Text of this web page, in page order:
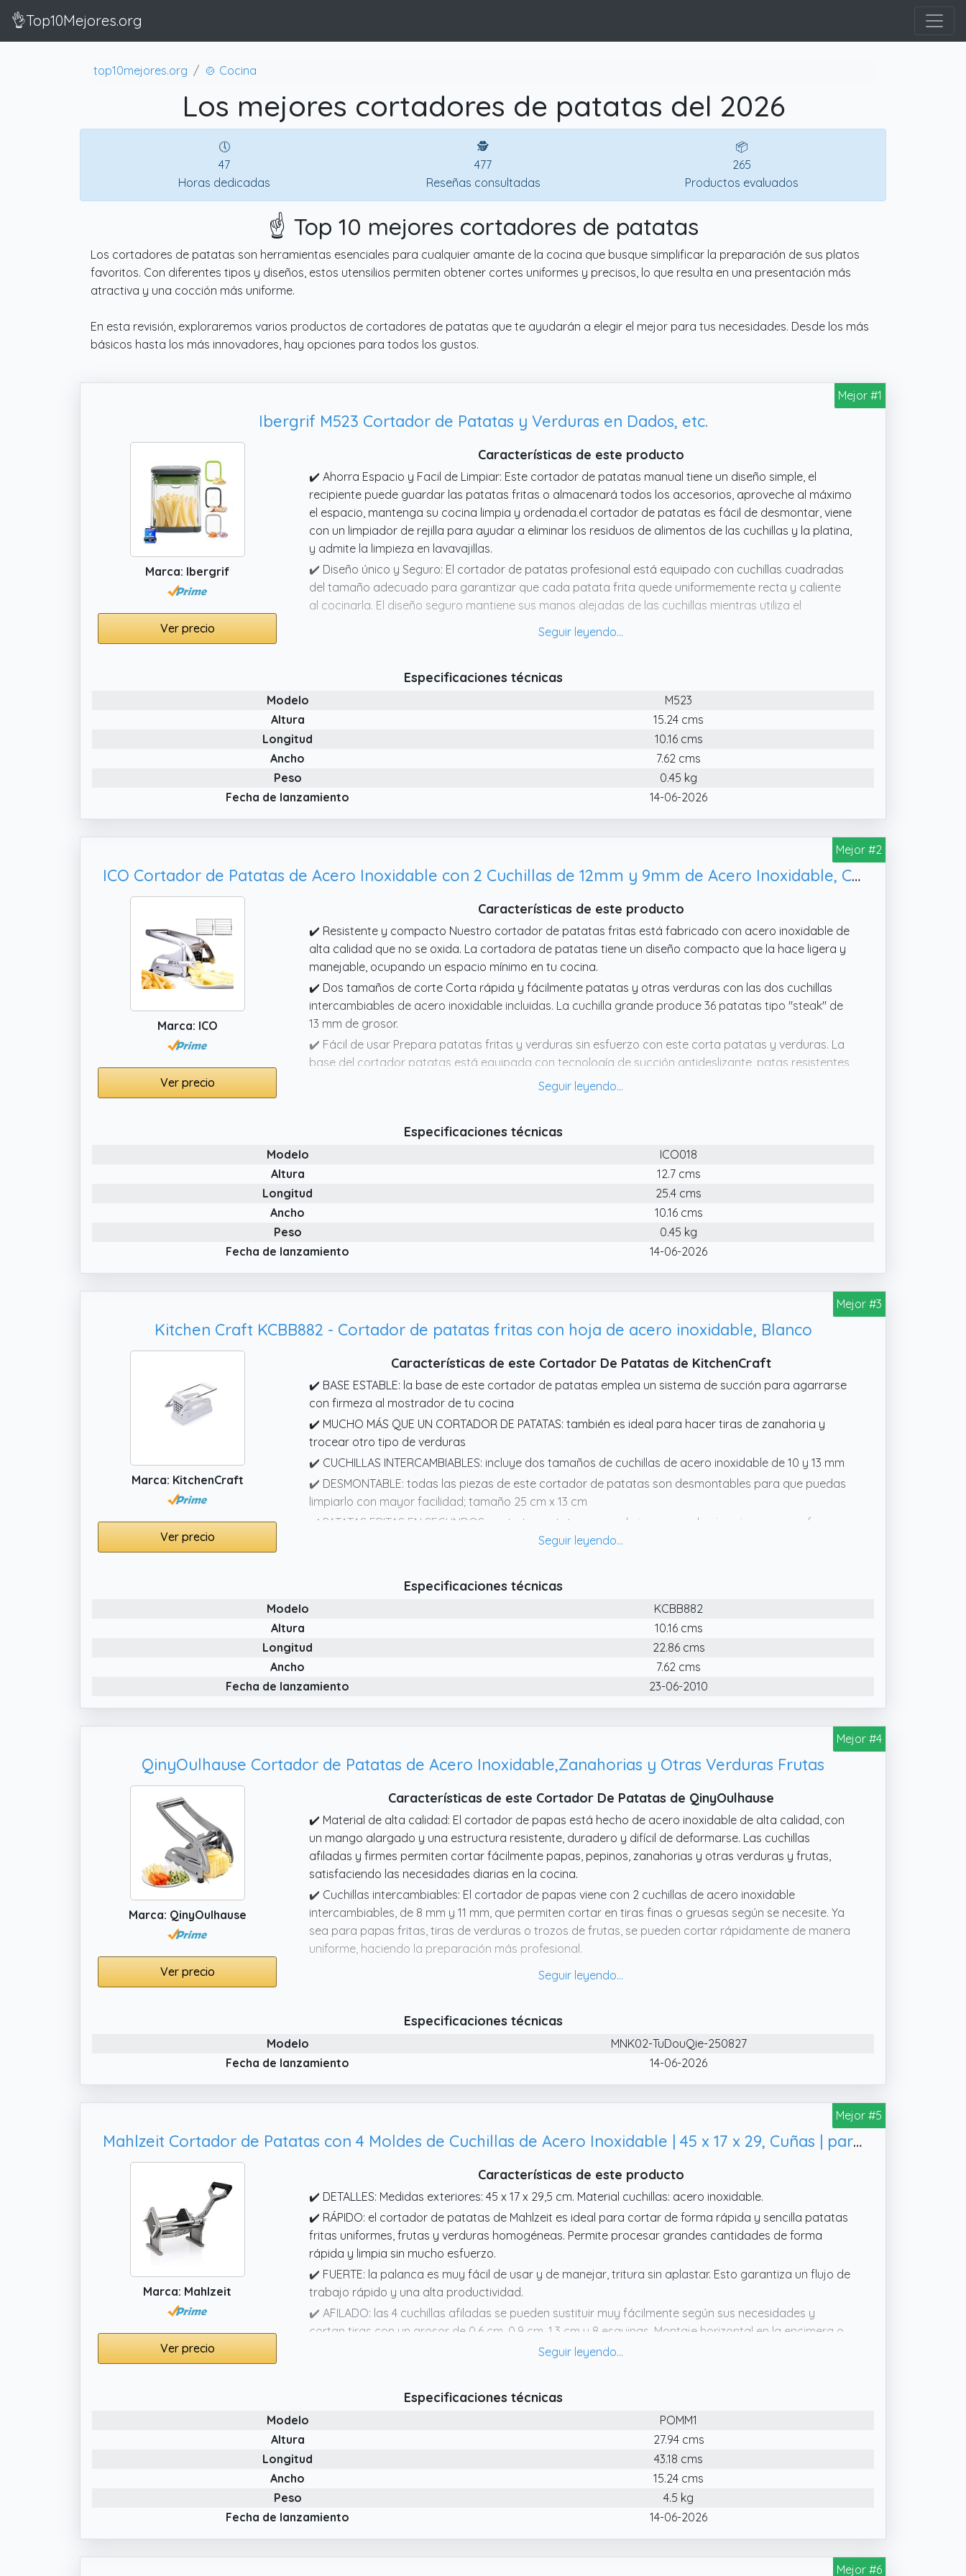
👌Top10Mejores.org
top10mejores.org 🍲 Cocina
Los mejores cortadores de patatas del 2026
🕔
47
Horas dedicadas
🕵
477
Reseñas consultadas
📦
265
Productos evaluados
☝️ Top 10 mejores cortadores de patatas
Los cortadores de patatas son herramientas esenciales para cualquier amante de la cocina que busque simplificar la preparación de sus platos
favoritos. Con diferentes tipos y diseños, estos utensilios permiten obtener cortes uniformes y precisos, lo que resulta en una presentación más
atractiva y una cocción más uniforme.
En esta revisión, exploraremos varios productos de cortadores de patatas que te ayudarán a elegir el mejor para tus necesidades. Desde los más
básicos hasta los más innovadores, hay opciones para todos los gustos.
Mejor #1
Ibergrif M523 Cortador de Patatas y Verduras en Dados, etc.
Marca: Ibergrif
Ver precio
Características de este producto
✔️ Ahorra Espacio y Facil de Limpiar: Este cortador de patatas manual tiene un diseño simple, el
recipiente puede guardar las patatas fritas o almacenará todos los accesorios, aproveche al máximo
el espacio, mantenga su cocina limpia y ordenada.el cortador de patatas es fácil de desmontar, viene
con un limpiador de rejilla para ayudar a eliminar los residuos de alimentos de las cuchillas y la platina,
y admite la limpieza en lavavajillas.
✔️ Diseño único y Seguro: El cortador de patatas profesional está equipado con cuchillas cuadradas
del tamaño adecuado para garantizar que cada patata frita quede uniformemente recta y caliente
al cocinarla. El diseño seguro mantiene sus manos alejadas de las cuchillas mientras utiliza el
con ambas manos, puede hacer rápidamente sabrosas patatas fritas en pocos segundos, fácil de
✔️ Materiales Seguros, Protección de la Salud: Esta cortadora de patatas tiene una capacidad de 700
ml y contiene 1 portacuchillas, 1 prensador, 3 dientes, 1 recipiente transparente y 3 cuchillas. El material
es de grado alimentario sin BPA y las cuchillas de acero inoxidable 420J2N.
✔️ Corta Patatas Multifuncional: 3 juegos de cuchillas diferentes para distintos ingredientes. Las
cuchillas de rejilla son adecuadas para cortar ingredientes en tiras o cubos, y las cuchillas para cortar
Especificaciones técnicas
Modelo
M523
Altura
15.24 cms
Longitud
10.16 cms
Ancho
7.62 cms
Peso
0.45 kg
Fecha de lanzamiento
14-06-2026
Mejor #2
ICO Cortador de Patatas de Acero Inoxidable con 2 Cuchillas de 12mm y 9mm de Acero Inoxidable, Cortador Manual para Cocina
Marca: ICO
Ver precio
Características de este producto
✔️ Resistente y compacto Nuestro cortador de patatas fritas está fabricado con acero inoxidable de
alta calidad que no se oxida. La cortadora de patatas tiene un diseño compacto que la hace ligera y
manejable, ocupando un espacio mínimo en tu cocina.
✔️ Dos tamaños de corte Corta rápida y fácilmente patatas y otras verduras con las dos cuchillas
intercambiables de acero inoxidable incluidas. La cuchilla grande produce 36 patatas tipo "steak" de
13 mm de grosor.
✔️ Fácil de usar Prepara patatas fritas y verduras sin esfuerzo con este corta patatas y verduras. La
base del cortador patatas está equipada con tecnología de succión antideslizante, patas resistentes
con agarre antideslizante y un tope para obtener el máximo aprovechamiento al cortar,
años. Nos esforzamos por tu máxima satisfacción como cliente, así que si no estás completamente
satisfecho con el producto, ¡haremos todo lo posible para solucionarlo!
✔️ Cortador patatas para preparaciones caseras ¡Prepara tus propias patatas fritas gourmet en
casa con el cortador de patatas fritas ICO! Este versátil corta patatas fritas es perfecto para
elaborar tus aperitivos favoritos y también funciona con zanahorias, calabacines, pepinos, cebollas y
Especificaciones técnicas
Modelo
ICO018
Altura
12.7 cms
Longitud
25.4 cms
Ancho
10.16 cms
Peso
0.45 kg
Fecha de lanzamiento
14-06-2026
Mejor #3
Kitchen Craft KCBB882 - Cortador de patatas fritas con hoja de acero inoxidable, Blanco
Marca: KitchenCraft
Ver precio
Características de este Cortador De Patatas de KitchenCraft
✔️ BASE ESTABLE: la base de este cortador de patatas emplea un sistema de succión para agarrarse
con firmeza al mostrador de tu cocina
✔️ MUCHO MÁS QUE UN CORTADOR DE PATATAS: también es ideal para hacer tiras de zanahoria y
trocear otro tipo de verduras
✔️ CUCHILLAS INTERCAMBIABLES: incluye dos tamaños de cuchillas de acero inoxidable de 10 y 13 mm
✔️ DESMONTABLE: todas las piezas de este cortador de patatas son desmontables para que puedas
limpiarlo con mayor facilidad; tamaño 25 cm x 13 cm
✔️ PATATAS FRITAS EN SEGUNDOS: corta tus patatas en un abrir y cerrar de ojos sin apenas esfuerzo
Especificaciones técnicas
Modelo
KCBB882
Altura
10.16 cms
Longitud
22.86 cms
Ancho
7.62 cms
Fecha de lanzamiento
23-06-2010
Mejor #4
QinyOulhause Cortador de Patatas de Acero Inoxidable,Zanahorias y Otras Verduras Frutas
Marca: QinyOulhause
Ver precio
Características de este Cortador De Patatas de QinyOulhause
✔️ Material de alta calidad: El cortador de papas está hecho de acero inoxidable de alta calidad, con
un mango alargado y una estructura resistente, duradero y difícil de deformarse. Las cuchillas
afiladas y firmes permiten cortar fácilmente papas, pepinos, zanahorias y otras verduras y frutas,
satisfaciendo las necesidades diarias en la cocina.
✔️ Cuchillas intercambiables: El cortador de papas viene con 2 cuchillas de acero inoxidable
intercambiables, de 8 mm y 11 mm, que permiten cortar en tiras finas o gruesas según se necesite. Ya
sea para papas fritas, tiras de verduras o trozos de frutas, se pueden cortar rápidamente de manera
uniforme, haciendo la preparación más profesional.
✔️ Mango ergonómico de ahorro de esfuerzo: El cortador de papas tiene un mango ergonómico con
durante su uso, evitando deslizamientos.
✔️ Fácil de limpiar: Las cuchillas del cortador son desmontables, lo que facilita su limpieza. Después de
usarlo, simplemente enjuáguelo con agua tibia o agua jabonosa y deje secar antes de volver a
✔️ Amplia gama de usos: Este cortador no solo es ideal para hacer papas fritas, sino también para
casa, bocadillos saludables para niños, o aperitivos para reuniones, es una herramienta
Especificaciones técnicas
Modelo
MNK02-TuDouQie-250827
Fecha de lanzamiento
14-06-2026
Mejor #5
Mahlzeit Cortador de Patatas con 4 Moldes de Cuchillas de Acero Inoxidable | 45 x 17 x 29, Cuñas | para Verduras y Frutas
Marca: Mahlzeit
Ver precio
Características de este producto
✔️ DETALLES: Medidas exteriores: 45 x 17 x 29,5 cm. Material cuchillas: acero inoxidable.
✔️ RÁPIDO: el cortador de patatas de Mahlzeit es ideal para cortar de forma rápida y sencilla patatas
fritas uniformes, frutas y verduras homogéneas. Permite procesar grandes cantidades de forma
rápida y limpia sin mucho esfuerzo.
✔️ FUERTE: la palanca es muy fácil de usar y de manejar, tritura sin aplastar. Esto garantiza un flujo de
trabajo rápido y una alta productividad.
✔️ AFILADO: las 4 cuchillas afiladas se pueden sustituir muy fácilmente según sus necesidades y
cortan tiras con un grosor de 0,6 cm, 0,9 cm, 1,3 cm u 8 esquinas. Montaje horizontal en la encimera o
vertical en la pared (¡Material de montaje NO incluido!).
Especificaciones técnicas
Modelo
POMM1
Altura
27.94 cms
Longitud
43.18 cms
Ancho
15.24 cms
Peso
4.5 kg
Fecha de lanzamiento
14-06-2026
Mejor #6